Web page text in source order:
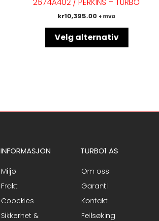
kr10,395.00 + mva
Velg alternativ
varianter.
velges
INFORMASJON
Miljø
Frakt
Coockies
Sikkerhet &
TURBO1 AS
Om oss
Garanti
Kontakt
Feilsøking